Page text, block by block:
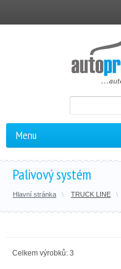
Menu
Palivový systém
Hlavní stránka TRUCK LINE
Celkem výrobků: 3